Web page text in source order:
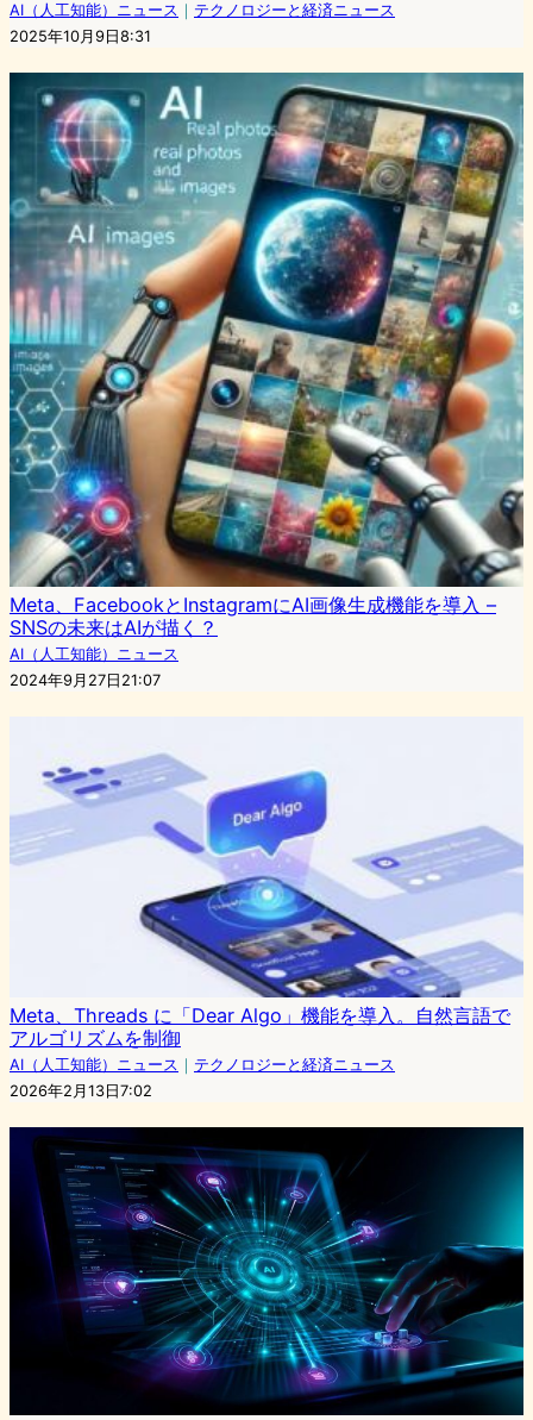
AI（人工知能）ニュース ｜ テクノロジーと経済ニュース
2025年10月9日8:31
Meta、FacebookとInstagramにAI画像生成機能を導入 –
SNSの未来はAIが描く？
AI（人工知能）ニュース
2024年9月27日21:07
Meta、Threads に「Dear Algo」機能を導入。自然言語で
アルゴリズムを制御
AI（人工知能）ニュース ｜ テクノロジーと経済ニュース
2026年2月13日7:02